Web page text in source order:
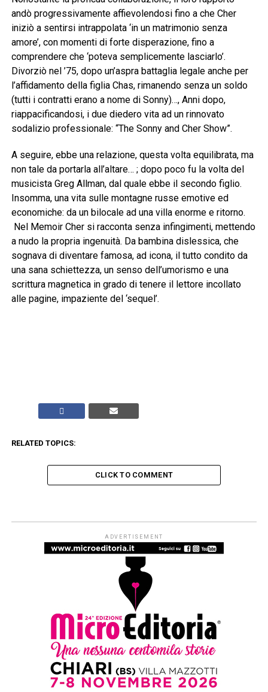
andò progressivamente affievolendosi fino a che Cher
iniziò a sentirsi intrappolata ‘in un matrimonio senza
amore’, con momenti di forte disperazione, fino a
comprendere che ‘poteva semplicemente lasciarlo’.
Divorziò nel ’75, dopo un’aspra battaglia legale anche per
l’affidamento della figlia Chas, rimanendo senza un soldo
(tutti i contratti erano a nome di Sonny)…, Anni dopo,
riappacificandosi, i due diedero vita ad un rinnovato
sodalizio professionale: “The Sonny and Cher Show”.
A seguire, ebbe una relazione, questa volta equilibrata, ma
non tale da portarla all’altare… ; dopo poco fu la volta del
musicista Greg Allman, dal quale ebbe il secondo figlio.
Insomma, una vita sulle montagne russe emotive ed
economiche: da un bilocale ad una villa enorme e ritorno.
Nel Memoir Cher si racconta senza infingimenti, mettendo
a nudo la propria ingenuità. Da bambina dislessica, che
sognava di diventare famosa, ad icona, il tutto condito da
una sana schiettezza, un senso dell’umorismo e una
scrittura magnetica in grado di tenere il lettore incollato
alle pagine, impaziente del ‘sequel’.
RELATED TOPICS:
CLICK TO COMMENT
ARTICOLI & APPROFONDIMENTI
Ti racconto di me
on
4 Dicembre 2024
Redazione Leggere:tutti
La nuova produzione musicale del M° Ludovico Fulci in
uscita il prossimo 6 dicembre